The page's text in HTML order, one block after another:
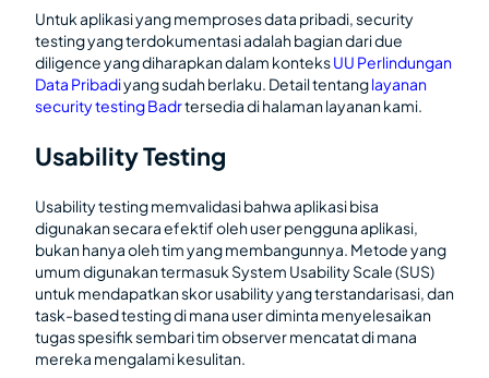
Untuk aplikasi yang memproses data pribadi, security
testing yang terdokumentasi adalah bagian dari due
diligence yang diharapkan dalam konteksUU Perlindungan
Data Pribadiyang sudah berlaku. Detail tentanglayanan
security testing Badrtersedia di halaman layanan kami.
Usability Testing
Usability testing memvalidasi bahwa aplikasi bisa
digunakan secara efektif oleh user pengguna aplikasi,
bukan hanya oleh tim yang membangunnya. Metode yang
umum digunakan termasuk System Usability Scale (SUS)
untuk mendapatkan skor usability yang terstandarisasi, dan
task-based testing di mana user diminta menyelesaikan
tugas spesifik sembari tim observer mencatat di mana
mereka mengalami kesulitan.